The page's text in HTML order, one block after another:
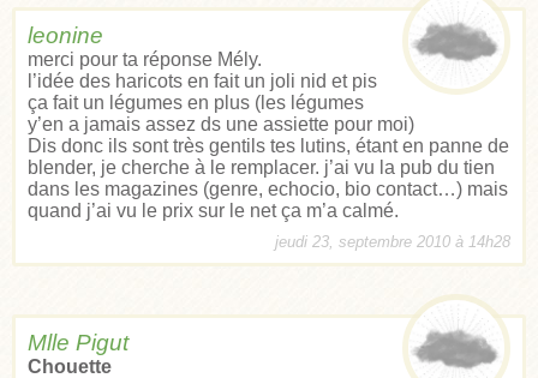
leonine
merci pour ta réponse Mély.
l’idée des haricots en fait un joli nid et pis
ça fait un légumes en plus (les légumes
y’en a jamais assez ds une assiette pour moi)
Dis donc ils sont très gentils tes lutins, étant en panne de
blender, je cherche à le remplacer. j’ai vu la pub du tien
dans les magazines (genre, echocio, bio contact…) mais
quand j’ai vu le prix sur le net ça m’a calmé.
jeudi 23, septembre 2010 à 14h28
Mlle Pigut
Chouette